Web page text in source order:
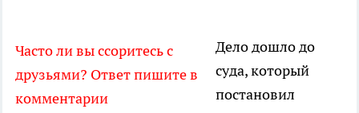
Часто ли вы ссоритесь с
друзьями? Ответ пишите в
комментарии
Дело дошло до
суда, который
постановил